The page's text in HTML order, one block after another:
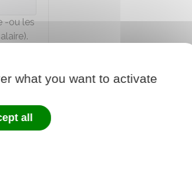
-ou les
what you want to activate
all